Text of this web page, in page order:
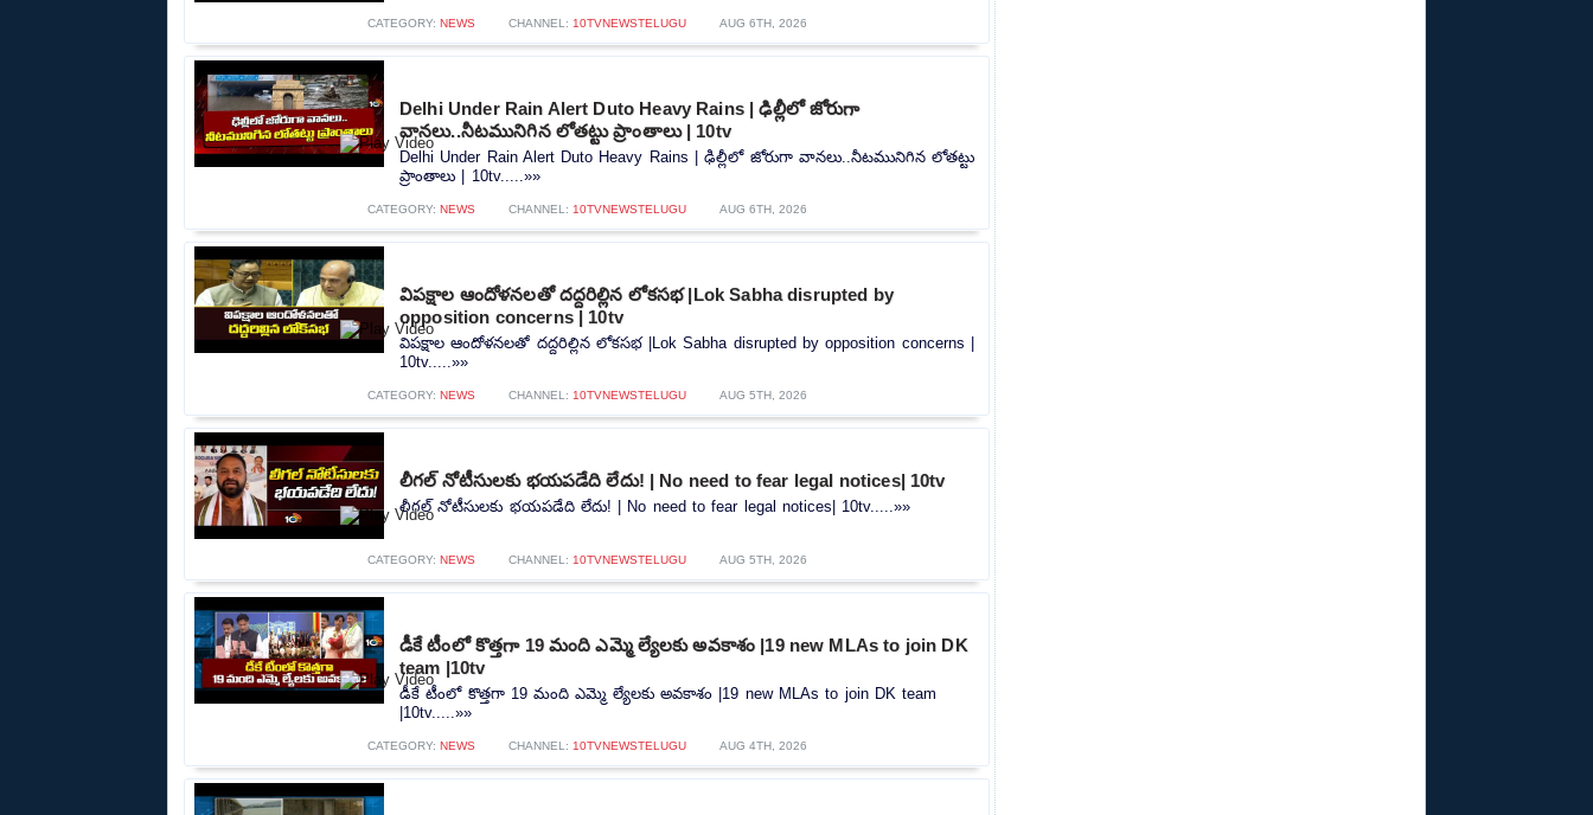
CATEGORY: NEWS CHANNEL: 10TVNEWSTELUGU AUG 6TH, 2026
Delhi Under Rain Alert Duto Heavy Rains | ఢిల్లీలో జోరుగా
వానలు..నీటమునిగిన లోతట్టు ప్రాంతాలు | 10tv
Delhi Under Rain Alert Duto Heavy Rains | ఢిల్లీలో జోరుగా వానలు..నీటమునిగిన లోతట్టు
ప్రాంతాలు | 10tv.....»»
CATEGORY: NEWS CHANNEL: 10TVNEWSTELUGU AUG 6TH, 2026
విపక్షాల ఆందోళనలతో దద్దరిల్లిన లోకసభ |Lok Sabha disrupted by
opposition concerns | 10tv
విపక్షాల ఆందోళనలతో దద్దరిల్లిన లోకసభ |Lok Sabha disrupted by opposition concerns |
10tv.....»»
CATEGORY: NEWS CHANNEL: 10TVNEWSTELUGU AUG 5TH, 2026
లీగల్ నోటీసులకు భయపడేది లేదు! | No need to fear legal notices| 10tv
లీగల్ నోటీసులకు భయపడేది లేదు! | No need to fear legal notices| 10tv.....»»
CATEGORY: NEWS CHANNEL: 10TVNEWSTELUGU AUG 5TH, 2026
డీకే టీంలో కొత్తగా 19 మంది ఎమ్మె ల్యేలకు అవకాశం |19 new MLAs to join DK
team |10tv
డీకే టీంలో కొత్తగా 19 మంది ఎమ్మె ల్యేలకు అవకాశం |19 new MLAs to join DK team
|10tv.....»»
CATEGORY: NEWS CHANNEL: 10TVNEWSTELUGU AUG 4TH, 2026